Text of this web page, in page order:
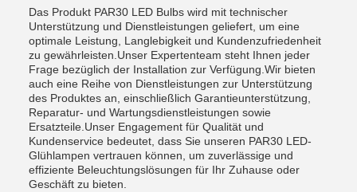
Das Produkt PAR30 LED Bulbs wird mit technischer
Unterstützung und Dienstleistungen geliefert, um eine
optimale Leistung, Langlebigkeit und Kundenzufriedenheit
zu gewährleisten.Unser Expertenteam steht Ihnen jeder
Frage bezüglich der Installation zur Verfügung.Wir bieten
auch eine Reihe von Dienstleistungen zur Unterstützung
des Produktes an, einschließlich Garantieunterstützung,
Reparatur- und Wartungsdienstleistungen sowie
Ersatzteile.Unser Engagement für Qualität und
Kundenservice bedeutet, dass Sie unseren PAR30 LED-
Glühlampen vertrauen können, um zuverlässige und
effiziente Beleuchtungslösungen für Ihr Zuhause oder
Geschäft zu bieten.